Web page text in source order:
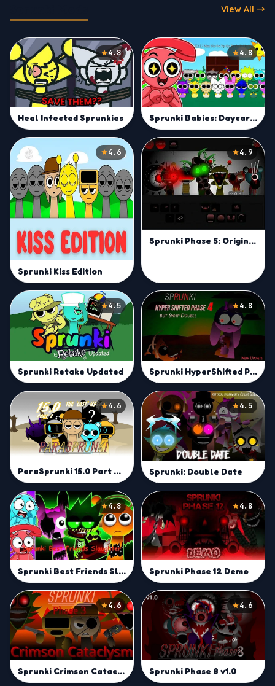
View All →
4.8
Heal Infected Sprunkies
4.8
Sprunki Babies: Daycare Interactive
4.6
Sprunki Kiss Edition
4.9
Sprunki Phase 5: Original
4.5
Sprunki Retake Updated
4.8
Sprunki HyperShifted Phase 4 but Swap Double
4.6
ParaSprunki 15.0 Part 2 Reupload
4.5
Sprunki: Double Date
4.8
Sprunki Best Friends Slaughter
4.8
Sprunki Phase 12 Demo
4.6
Sprunki Crimson Cataclysm Phase 3
4.6
Sprunki Phase 8 v1.0